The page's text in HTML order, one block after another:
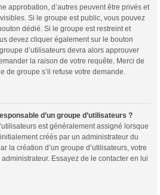
approbation, d’autres peuvent être privés et
Si le groupe est public, vous pouvez
dédié. Si le groupe est restreint et
devez cliquer également sur le bouton
d’utilisateurs devra alors approuver
la raison de votre requête. Merci de
de groupe s’il refuse votre demande.
d’un groupe d’utilisateurs ?
est généralement assigné lorsque
créés par un administrateur du
la création d’un groupe d’utilisateurs, votre
Essayez de le contacter en lui